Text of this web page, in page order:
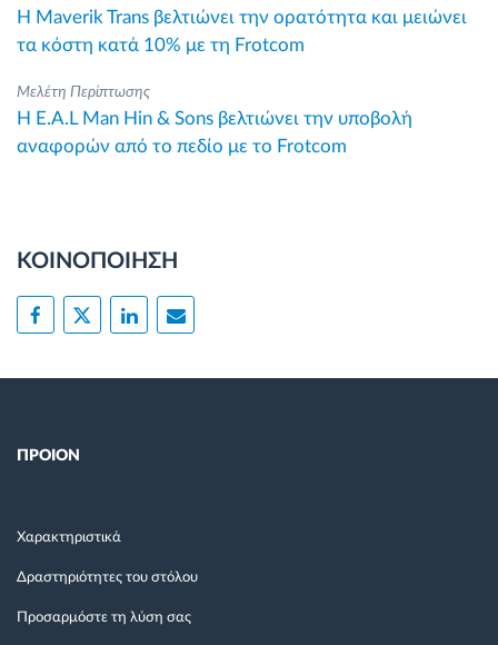
Η Maverik Trans βελτιώνει την ορατότητα και μειώνει
τα κόστη κατά 10% με τη Frotcom
Μελέτη Περίπτωσης
Η E.A.L Man Hin & Sons βελτιώνει την υποβολή
αναφορών από το πεδίο με το Frotcom
ΚΟΙΝΟΠΟΙΗΣΗ
ΠΡΟΙΟΝ
Χαρακτηριστικά
Δραστηριότητες του στόλου
Προσαρμόστε τη λύση σας